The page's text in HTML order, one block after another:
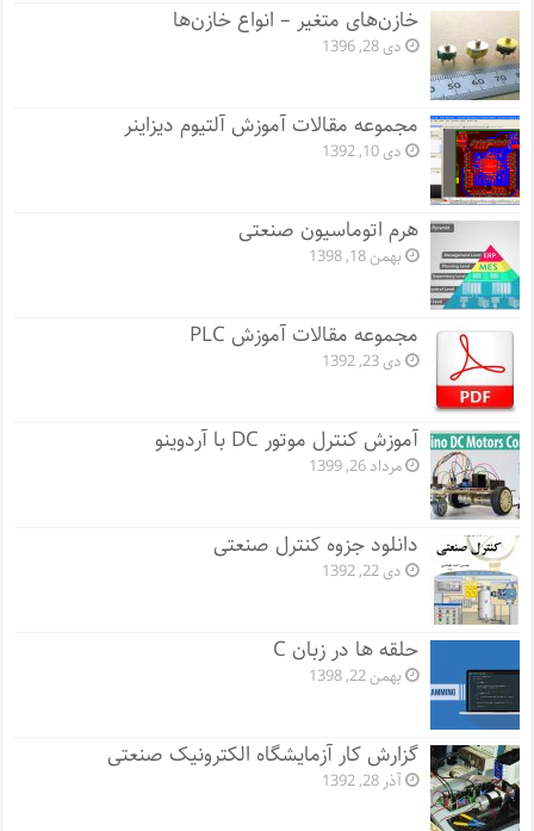
خازن‌های متغیر – انواع خازن‌ها
دی 28, 1396
مجموعه مقالات آموزش آلتیوم دیزاینر
دی 10, 1392
هرم اتوماسیون صنعتی
بهمن 18, 1398
مجموعه مقالات آموزش PLC
دی 23, 1392
آموزش کنترل موتور DC با آردوینو
مرداد 26, 1399
دانلود جزوه کنترل صنعتی
دی 22, 1392
حلقه ها در زبان C
بهمن 22, 1398
گزارش کار آزمایشگاه الکترونیک صنعتی
آذر 28, 1392